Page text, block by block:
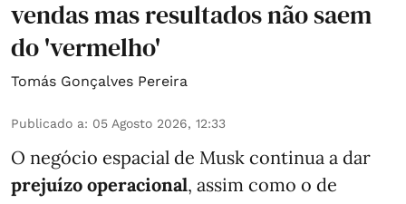
vendas mas resultados não saem
do 'vermelho'
Tomás Gonçalves Pereira
Publicado a: 05 Agosto 2026, 12:33
O negócio espacial de Musk continua a dar
prejuízo operacional, assim como o de